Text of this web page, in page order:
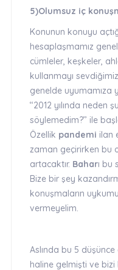
5)Olumsuz iç
Konunun konuyu
hesaplaşmamız
cümleler, keşkeler,
kullanmayı
genelde uyumamıza
‘‘2012 yılında neden
söylemedim?’’ ile
Özellik pandemi ilan
zaman geçirirken bu
artacaktır. Baharı bu
Bize bir şey
konuşmaların
vermeyelim.
Aslında bu 5 düşünce
haline gelmişti ve